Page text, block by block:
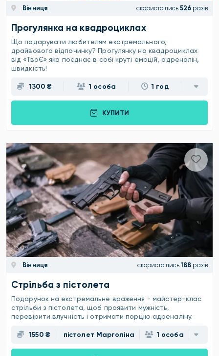
Вінниця скористались 526 разів
Прогулянка на квадроциклах
Що подарувати любителям екстремального,
драйвового відпочинку? Прогулянку на квадроциклах
від «ТвоЄ» яка поєднає в собі круті емоцій, адреналін,
швидкість!
1300 ₴ 1 особа 1 год
КУПИТИ
Вінниця скористались 188 разів
Стрільба з пістолета
Подарунок на екстремальне враження - майстер-клас
стрільби з пістолета, щоб проявити мужність,
перевірити влучність і отримати порцію адреналіну.
1550 ₴ пістолет Марголіна 1 особа